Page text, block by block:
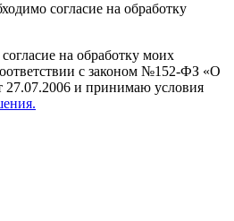
согласие на обработку
на обработку моих
с законом №152-ФЗ «О
27.07.2006 и принимаю условия